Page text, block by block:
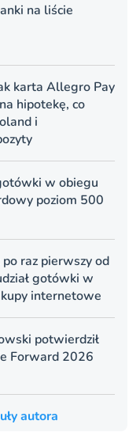
na liście
karta Allegro Pay
hipotekę, co
i
w obiegu
poziom 500
raz pierwszy od
gotówki w
internetowe
potwierdził
Forward 2026
autora